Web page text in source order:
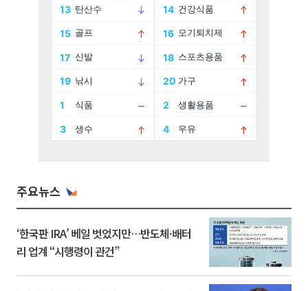
주요뉴스
‘한국판 IRA’ 베일 벗었지만…반도체·배터
리 업계 “시행령이 관건”